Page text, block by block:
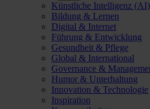
Künstliche Intelligenz (AI)
Bildung & Lernen
Digital & Internet
Führung & Entwicklung
Gesundheit & Pflege
Global & International
Governance &
Humor & Unterhaltung
Innovation & Technologie
Inspiration